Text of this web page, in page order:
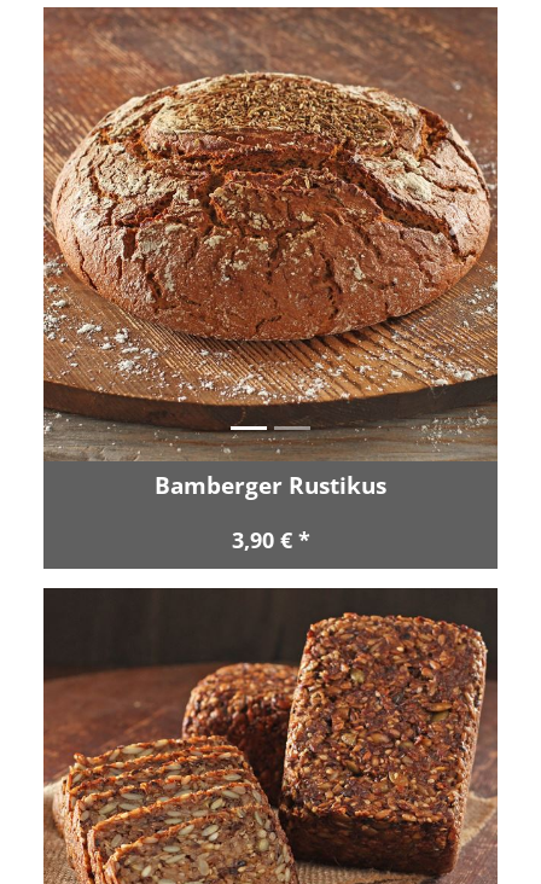
Zurück Vor
Bamberger Rustikus
3,90 € *